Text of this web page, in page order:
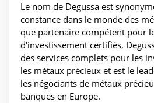
Le nom de Degussa est
constance dans le monde des
que partenaire compétent pour
d'investissement certifiés,
des services complets pour les
les métaux précieux et est le
les négociants de métaux
banques en Europe.